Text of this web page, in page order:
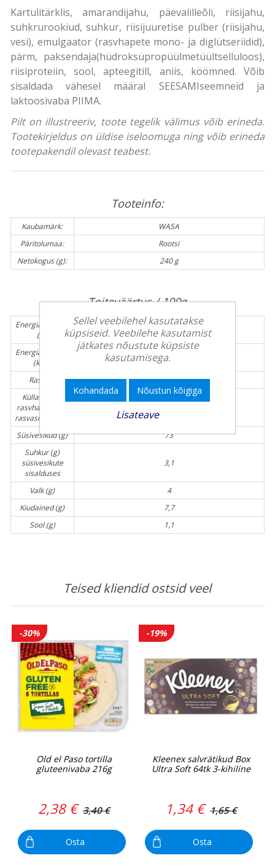
Kartulitärklis, amarandijahu, päevalilleõli, riisijahu,
suhkrurookiud, suhkur, riisijuuretise pulber (riisijahu,
vesi), emulgaator (rasvhapete mono- ja diglütseriidid),
pärm, paksendaja(hüdroksüpropüülmetüültselluloos),
riisiproteiin, sool, apteegitill, aniis, köömned. Võib
sisaldada vähesel määral SEESAMIseemneid ja
laktoosivaba PIIMA.
Pilt on illustreeriv, toote tegelik välimus võib erineda.
Tootekirjeldus on üldise iseloomuga ning võib erineda
tootepakendil olevast teabest.
Tooteinfo:
Kaubamärk:
WASA
Päritolumaa:
Rootsi
Netokogus (g):
240 g
Toiteväärtus / 100g
Energiasisaldus
(kJ)
1663
Energiasisaldus
(kcal)
395
Rasv (g)
8
Küllastunud
rasvhapped (g)
rasvasisalduses
Süsivesikud (g)
73
Suhkur (g)
süsivesikute
sisalduses
3,1
Valk (g)
4
Kiudained (g)
7,7
Sool (g)
1,1
Teised kliendid ostsid veel
-30%
Old el Paso tortilla
gluteenivaba 216g
2,38 € 3,40 €
Osta
-19%
Kleenex salvrätikud Box
Ultra Soft 64tk 3-kihiline
1,34 € 1,65 €
Osta
Sellel veebilehel kasutatakse
küpsiseid. Veebilehe kasutamist
jätkates nõustute küpsiste
kasutamisega.
Kohandada Nõustun kõigiga
Lisateave